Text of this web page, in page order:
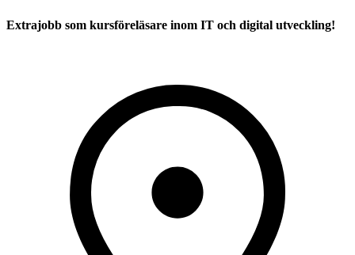
Extrajobb som kursföreläsare inom IT och digital utveckling!